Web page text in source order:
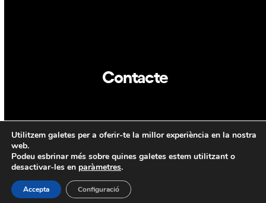
Contacte
CAT ENG
Utilitzem galetes per a oferir-te la millor experiència en la nostra
web.
Podeu esbrinar més sobre quines galetes estem utilitzant o
desactivar-les en paràmetres.
Accepta Configuració